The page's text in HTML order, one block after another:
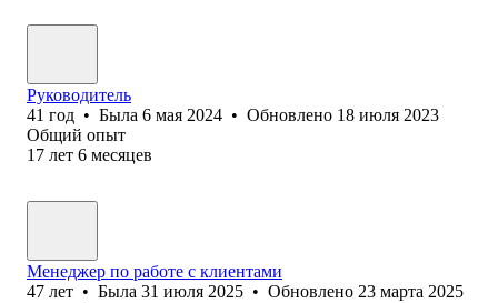
Руководитель
41 год • Была 6 мая 2024 • Обновлено 18 июля 2023
Общий опыт
17 лет 6 месяцев
Менеджер по работе с клиентами
47 лет • Была 31 июля 2025 • Обновлено 23 марта 2025